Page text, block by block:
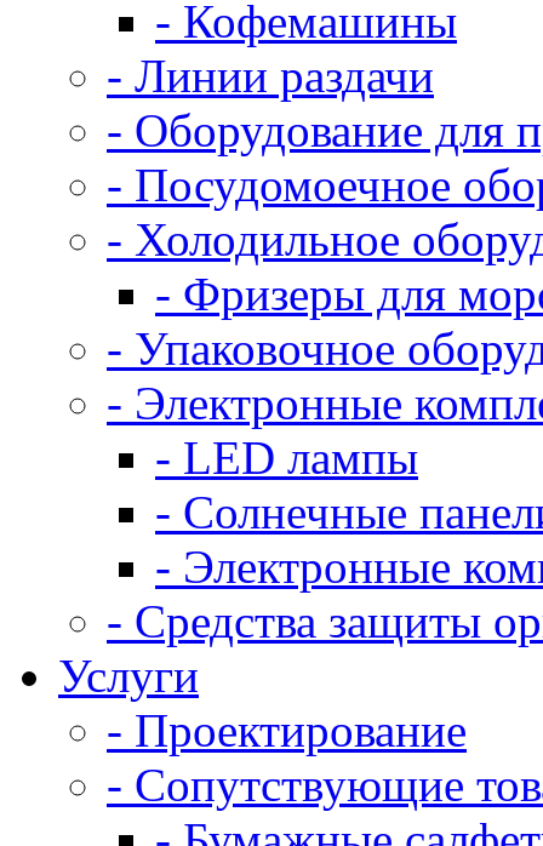
- Кофемашины
- Линии раздачи
- Оборудование для
- Посудомоечное
- Холодильное
- Фризеры для
- Упаковочное
- Электронные
- LED лампы
- Солнечные
- Электронные
- Средства защиты
Услуги
- Проектирование
- Сопутствующие